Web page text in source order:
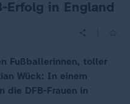
Erfolg in England
Fußballerinnen, toller
Wück: In einem
die DFB-Frauen in